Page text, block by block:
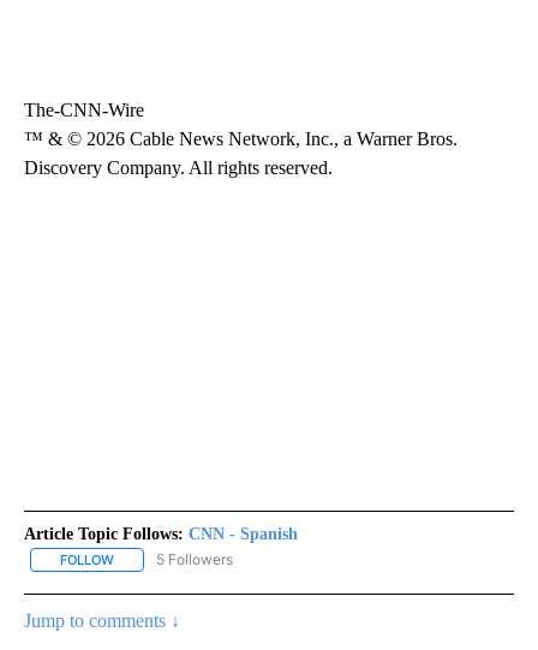
The-CNN-Wire
™ & © 2026 Cable News Network, Inc., a Warner Bros.
Discovery Company. All rights reserved.
Article Topic Follows: CNN - Spanish
FOLLOW FOLLOW "CNN - SPANISH" TO RECEIVE NOTIFICATIONS ABOUT
5 Followers
Jump to comments ↓